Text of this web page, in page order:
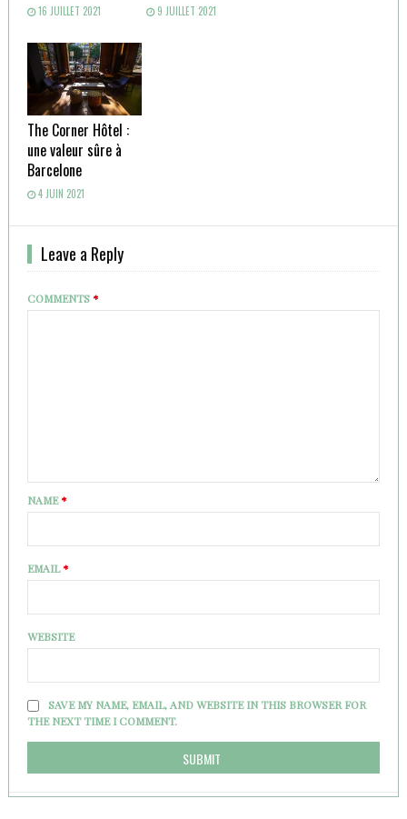
16 JUILLET 2021 9 JUILLET 2021
The Corner Hôtel :
une valeur sûre à
Barcelone
4 JUIN 2021
Leave a Reply
COMMENTS*
NAME*
EMAIL*
WEBSITE
SAVE MY NAME, EMAIL, AND WEBSITE IN THIS BROWSER FOR
THE NEXT TIME I COMMENT.